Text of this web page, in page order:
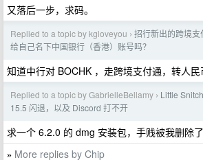
又落后一步，求码。
Replied to a topic by kgloveyou › 招行新出的跨境
给自己名下中国银行（香港）账号吗？
知道中行对 BOCHK ，走跨境支付通，转人民
Replied to a topic by GabrielleBellamy › Little
15.5 闪退，以及 Discord 打不开
求一个 6.2.0 的 dmg 安装包，手贱被我删除了
» More replies by Chip